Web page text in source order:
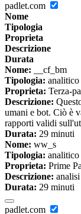
padlet.com
Nome
Tipologia
Proprieta
Descrizione
Durata
Nome: __cf_bm
Tipologia: analitico
Proprieta: Terza-
Descrizione:
umani e bot. Ciò è
rapporti validi
Durata: 29 minuti
Nome: ww_s
Tipologia: analitico
Proprieta: Prime
Descrizione:
Durata: 29 minuti
padlet.com